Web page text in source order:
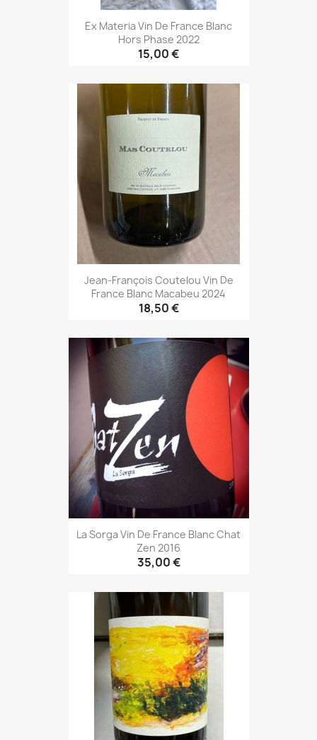
Ex Materia Vin De France Blanc
Hors Phase 2022
15,00 €
Jean-François Coutelou Vin De
France Blanc Macabeu 2024
18,50 €
La Sorga Vin De France Blanc Chat
Zen 2016
35,00 €